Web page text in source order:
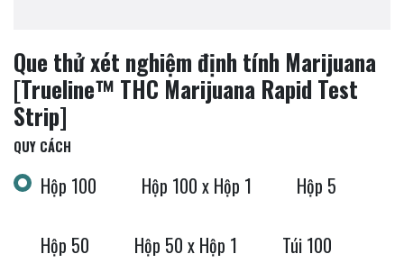
Que thử xét nghiệm định tính Marijuana
[Trueline™ THC Marijuana Rapid Test
Strip]
QUY CÁCH
Hộp 100 Hộp 100 x Hộp 1 Hộp 5
Hộp 50 Hộp 50 x Hộp 1 Túi 100